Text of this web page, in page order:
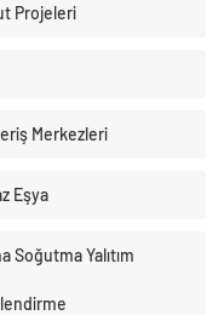
Projeleri
Merkezleri
Eşya
Soğutma Yalıtım